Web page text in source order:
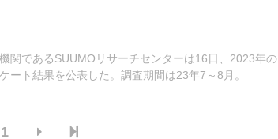
関であるSUUMOリサーチセンターは16日、2023年の
ート結果を公表した。調査期間は23年7～8月。
1